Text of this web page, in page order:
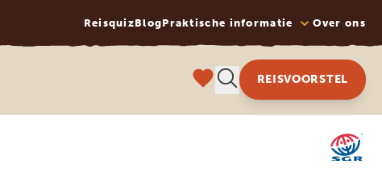
ReisquizBlogPraktische informatie Over ons
REISVOORSTEL